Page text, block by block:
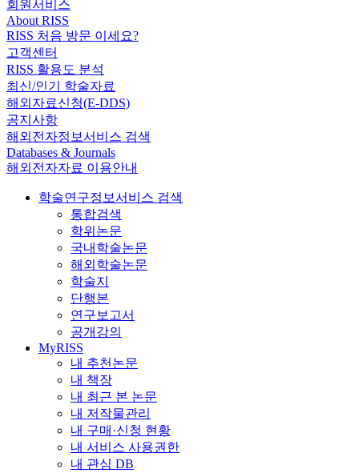
회원서비스
About RISS
RISS 처음 방문 이세요?
고객센터
RISS 활용도 분석
최신/인기 학술자료
해외자료신청(E-DDS)
공지사항
해외전자정보서비스 검색
Databases & Journals
해외전자자료 이용안내
학술연구정보서비스 검색
통합검색
학위논문
국내학술논문
해외학술논문
학술지
단행본
연구보고서
공개강의
MyRISS
내 추천논문
내 책장
내 최근 본 논문
내 저작물관리
내 구매·신청 현황
내 서비스 사용권한
내 관심 DB